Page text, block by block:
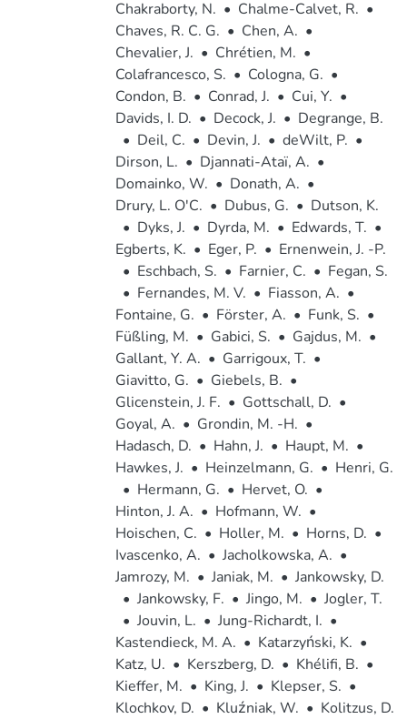
Chakraborty, N. • Chalme-Calvet, R. •
Chaves, R. C. G. • Chen, A. •
Chevalier, J. • Chrétien, M. •
Colafrancesco, S. • Cologna, G. •
Condon, B. • Conrad, J. • Cui, Y. •
Davids, I. D. • Decock, J. • Degrange, B.
• Deil, C. • Devin, J. • deWilt, P. •
Dirson, L. • Djannati-Ataï, A. •
Domainko, W. • Donath, A. •
Drury, L. O'C. • Dubus, G. • Dutson, K.
• Dyks, J. • Dyrda, M. • Edwards, T. •
Egberts, K. • Eger, P. • Ernenwein, J. -P.
• Eschbach, S. • Farnier, C. • Fegan, S.
• Fernandes, M. V. • Fiasson, A. •
Fontaine, G. • Förster, A. • Funk, S. •
Füßling, M. • Gabici, S. • Gajdus, M. •
Gallant, Y. A. • Garrigoux, T. •
Giavitto, G. • Giebels, B. •
Glicenstein, J. F. • Gottschall, D. •
Goyal, A. • Grondin, M. -H. •
Hadasch, D. • Hahn, J. • Haupt, M. •
Hawkes, J. • Heinzelmann, G. • Henri, G.
• Hermann, G. • Hervet, O. •
Hinton, J. A. • Hofmann, W. •
Hoischen, C. • Holler, M. • Horns, D. •
Ivascenko, A. • Jacholkowska, A. •
Jamrozy, M. • Janiak, M. • Jankowsky, D.
• Jankowsky, F. • Jingo, M. • Jogler, T.
• Jouvin, L. • Jung-Richardt, I. •
Kastendieck, M. A. • Katarzyński, K. •
Katz, U. • Kerszberg, D. • Khélifi, B. •
Kieffer, M. • King, J. • Klepser, S. •
Klochkov, D. • Kluźniak, W. • Kolitzus, D.